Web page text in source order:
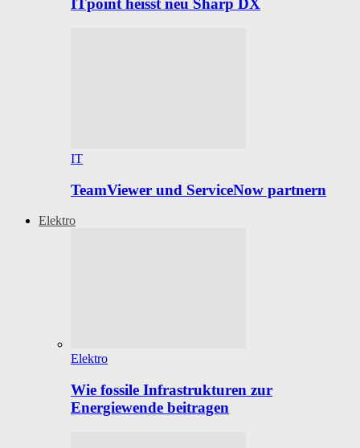
ITpoint heisst neu Sharp DX
IT
TeamViewer und ServiceNow partnern
Elektro
Elektro
Wie fossile Infrastrukturen zur
Energiewende beitragen